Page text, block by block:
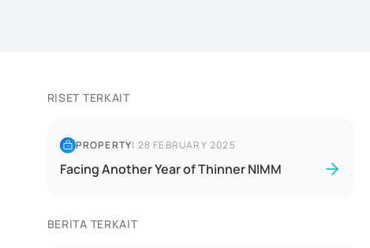
RISET TERKAIT
PROPERTY| 28 FEBRUARY 2025
Facing Another Year of Thinner NIMM
BERITA TERKAIT